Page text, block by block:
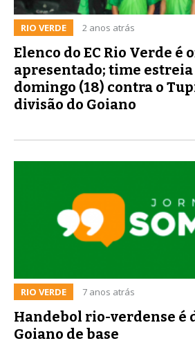
RIO VERDE 2 anos atrás
Elenco do EC Rio Verde é
apresentado; time estreia
domingo (18) contra o
divisão do Goiano
RIO VERDE 7 anos atrás
Handebol rio-verdense é
Goiano de base